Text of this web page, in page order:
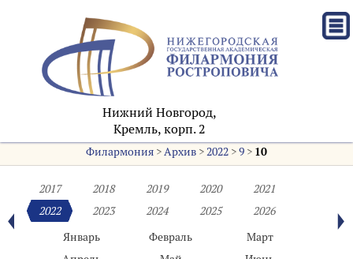
Нижний Новгород,
Кремль, корп. 2
Филармония>Архив>2022>9> 10
2017 2018 2019 2020
2021
2022
2023 2024 2025
2026
Январь
Февраль
Март